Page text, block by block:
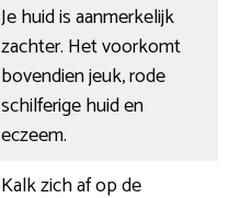
Je huid is aanmerkelijk
zachter. Het voorkomt
bovendien jeuk, rode
schilferige huid en
eczeem.
Kalk zich af op de